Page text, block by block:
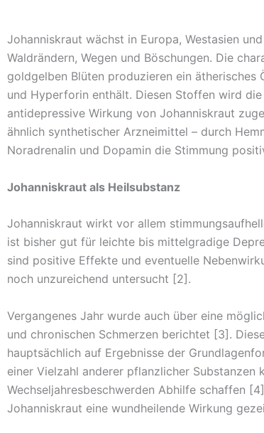
Johanniskraut wächst in Europa, Westasien
Waldrändern, Wegen und Böschungen. Die
goldgelben Blüten produzieren ein ätherisches
und Hyperforin enthält. Diesen Stoffen wird
antidepressive Wirkung von Johanniskraut
ähnlich synthetischer Arzneimittel – durch
Noradrenalin und Dopamin die Stimmung
Johanniskraut als Heilsubstanz
Johanniskraut wirkt vor allem
ist bisher gut für leichte bis mittelgradige
sind positive Effekte und eventuelle
noch unzureichend untersucht [2].
Vergangenes Jahr wurde auch über eine
und chronischen Schmerzen berichtet [3].
hauptsächlich auf Ergebnisse der
einer Vielzahl anderer pflanzlicher Substanzen
Wechseljahresbeschwerden Abhilfe schaffen
Johanniskraut eine wundheilende Wirkung